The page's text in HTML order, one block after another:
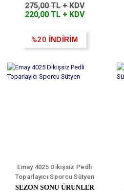
275,00 TL + KDV
220,00 TL + KDV
%20 İNDİRİM
Emay 4025 Dikişsiz Pedli
Toparlayıcı Sporcu Sütyen
SEZON SONU ÜRÜNLER